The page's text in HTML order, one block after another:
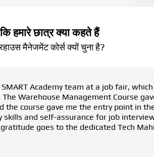
हमारे छात्र क्या कहते हैं
मैनेजमेंट कोर्स क्यों चुना है?
Academy team at a job fair,
Warehouse Management Course
course gave me the entry point in
and self-assurance for job
goes to the dedicated Tech